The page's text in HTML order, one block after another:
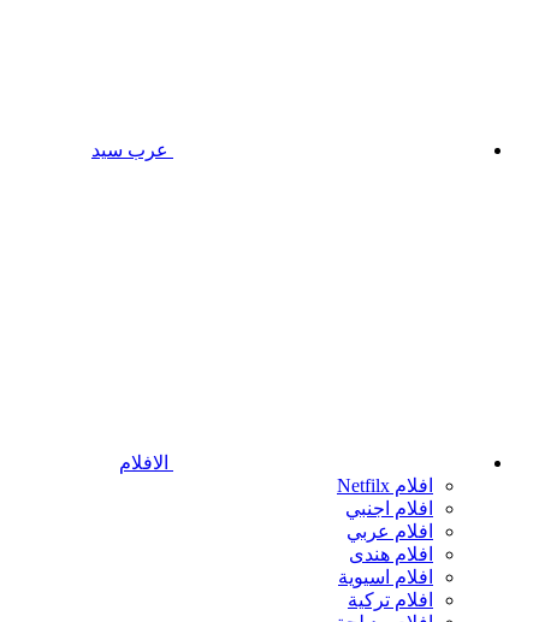
عرب سيد
الافلام
افلام Netfilx
افلام اجنبي
افلام عربي
افلام هندى
افلام اسيوية
افلام تركية